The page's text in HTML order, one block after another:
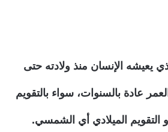
يعيشه الإنسان منذ ولادته حتى
عادة بالسنوات، سواء بالتقويم
التقويم الميلادي أي الشمسي.